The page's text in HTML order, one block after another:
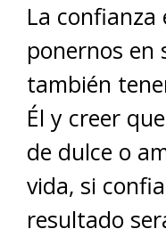
La confianza
ponernos en
también
Él y creer
de dulce o
vida, si
resultado